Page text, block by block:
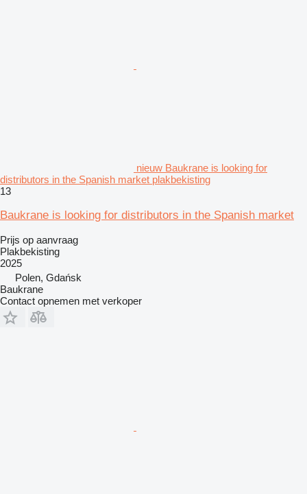
nieuw Baukrane is looking for
distributors in the Spanish market plakbekisting
13
Baukrane is looking for distributors in the Spanish market
Prijs op aanvraag
Plakbekisting
2025
Polen, Gdańsk
Baukrane
Contact opnemen met verkoper